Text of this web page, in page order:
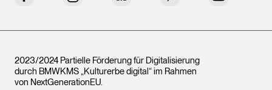
2023/2024 Partielle Förderung für Digitalisierung
durch BMWKMS „Kulturerbe digital“ im Rahmen
von NextGenerationEU.